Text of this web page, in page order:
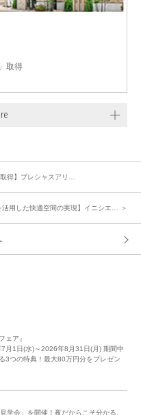
取得
得】プレシャスアリ…
活用した快適空間の実現】イニシエ… ＞
ェア』
月1日(水)～2026年8月31日(月) 期間中
3つの特典！最大80万円分をプレゼン
学会」を開催！夜だからこそ分かる、